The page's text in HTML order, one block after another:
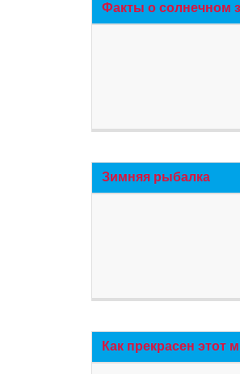
Факты о солнечном
Зимняя рыбалка
Как прекрасен этот